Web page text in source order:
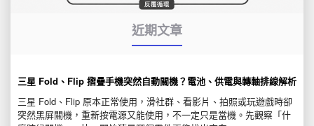
近期文章
三星 Fold、Flip 摺疊手機突然自動關機？電池、供電與轉軸排線解析
三星 Fold、Flip 原本正常使用，滑社群、看影片、拍照或玩遊戲時卻
突然黑屏關機，重新按電源又能使用，不一定只是當機。先觀察「什